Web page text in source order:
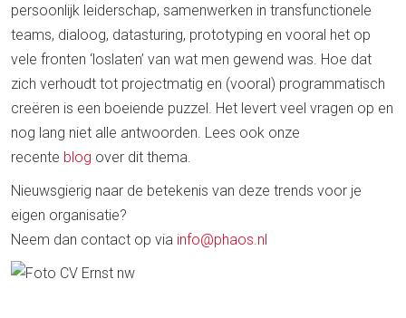
persoonlijk leiderschap, samenwerken in transfunctionele
teams, dialoog, datasturing, prototyping en vooral het op
vele fronten ‘loslaten’ van wat men gewend was. Hoe dat
zich verhoudt tot projectmatig en (vooral) programmatisch
creëren is een boeiende puzzel. Het levert veel vragen op en
nog lang niet alle antwoorden. Lees ook onze
recente blog over dit thema.
Nieuwsgierig naar de betekenis van deze trends voor je
eigen organisatie?
Neem dan contact op via info@phaos.nl